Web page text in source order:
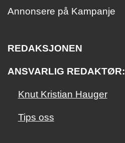
Annonsere på Kampanje
REDAKSJONEN
ANSVARLIG REDAKTØR:
Knut Kristian Hauger
Tips oss